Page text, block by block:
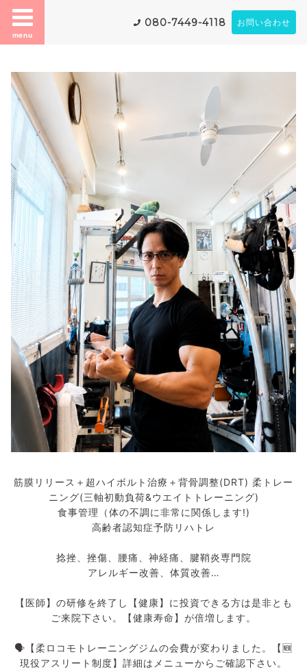
menu
080-7449-4118 お問い合わせ
筋膜リリース＋超ハイボルト治療＋背骨調整(DRT) 柔トレー
ニング(三軸初動負荷&ウエイトトレーニング)
食事管理（体の不調に非常に関係します!)
高齢者認知症予防リハトレ
捻挫、挫傷、腰痛、神経痛、腱鞘炎専門院
アレルギー改善、体質改善…
【医師】の研修を終了し【健康】に投資できる方は是非とも
ご来院下さい。【健康寿命】が倍増します。
🗣️【柔ロコモトレーニングジムの会費が変わりました。【🆕
現役アスリート制度】詳細はメニューからご確認下さい。